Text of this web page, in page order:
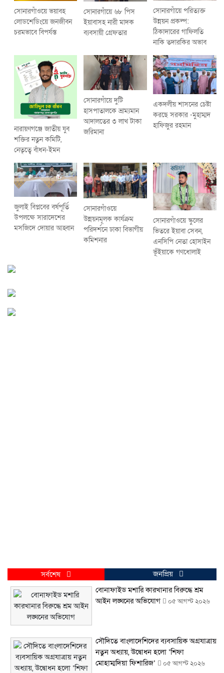
সোনারগাঁওয়ে ভয়াবহ
লোডশেডিংয়ে জনজীবন
চরমভাবে বিপর্যস্ত
সোনারগাঁয়ে ৬৮ পিস
ইয়াবাসহ নারী মাদক
ব্যবসায়ী গ্রেফতার
সোনারগাঁয়ে পরিত্যক্ত
উন্নয়ন প্রকল্প:
ঠিকাদারের গাফিলতি
নাকি তদারকির অভাব
নারায়ণগঞ্জে জাতীয় যুব
শক্তির নতুন কমিটি,
নেতৃত্বে বাঁধন-ইমন
সোনারগাঁয়ে দুটি
হাসপাতালকে ভ্রাম্যমান
আদালতের ৩ লাখ টাকা
জরিমানা
একদলীয় শাসনের চেষ্টা
করছে সরকার -মুহাম্মদ
হাফিজুর রহমান
জুলাই বিপ্লবের বর্ষপূর্তি
উপলক্ষে সারাদেশের
মসজিদে দোয়ার আহ্বান
সোনারগাঁওয়ে
উন্নয়নমূলক কার্যক্রম
পরিদর্শনে ঢাকা বিভাগীয়
কমিশনার
সোনারগাঁওয়ে স্কুলের
ভিতরে ইয়াবা সেবন,
এনসিপি নেতা হোসাইন
ভূঁইয়াকে গণধোলাই
সর্বশেষ
জনপ্রিয়
বোনাফাইড মশারি কারখানার বিরুদ্ধে শ্রম
আইন লঙ্ঘনের অভিযোগ
০৫ আগস্ট ২০২৬
সৌদিতে বাংলাদেশিদের ব্যবসায়িক অগ্রযাত্রায়
নতুন অধ্যায়, উদ্বোধন হলো ‘শিফা
মোহাম্মদিয়া ফিশারিজ’
০৫ আগস্ট ২০২৬